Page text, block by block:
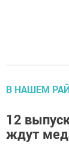
В НАШЕМ
12
ждут